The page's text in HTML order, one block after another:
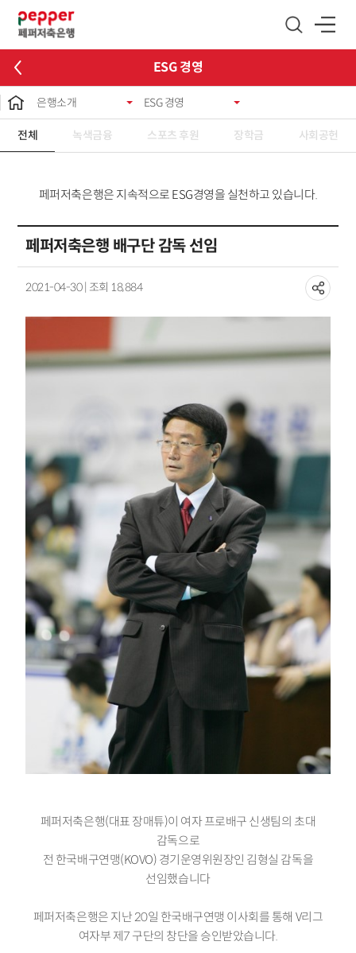
ESG 경영
은행소개 ESG 경영
전체 녹색금융 스포츠 후원 장학금 사회공헌
페퍼저축은행은 지속적으로 ESG경영을 실천하고 있습니다.
페퍼저축은행 배구단 감독 선임
2021-04-30 | 조회 18,884
페퍼저축은행(대표 장매튜)이 여자 프로배구 신생팀의 초대
감독으로
전 한국배구연맹(KOVO) 경기운영위원장인 김형실 감독을
선임했습니다
페퍼저축은행은 지난 20일 한국배구연맹 이사회를 통해 V리그
여자부 제7 구단의 창단을 승인받았습니다.